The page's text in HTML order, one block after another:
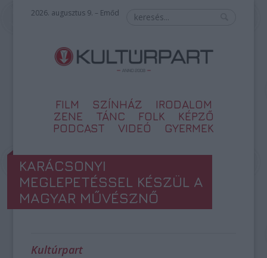
2026. augusztus 9. – Emőd
FILM SZÍNHÁZ
IRODALOM
ZENE
TÁNC FOLK
KÉPZŐ
PODCAST
VIDEÓ GYERMEK
KARÁCSONYI
MEGLEPETÉSSEL KÉSZÜL A
MAGYAR MŰVÉSZNŐ
Kultúrpart